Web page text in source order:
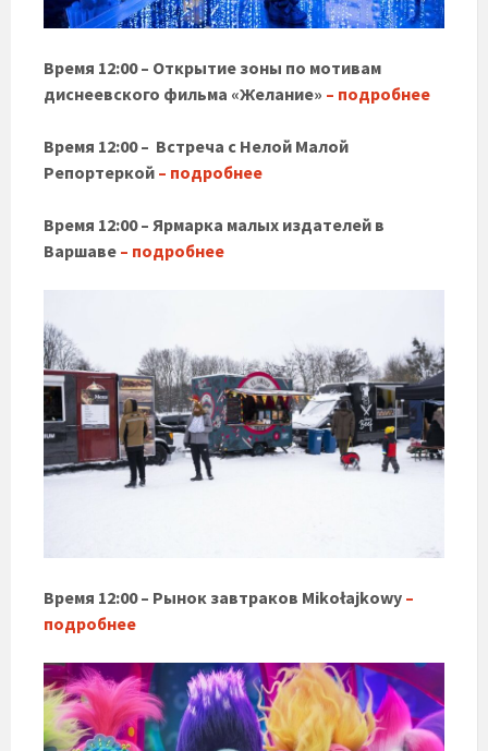
Время 12:00 – Открытие зоны по мотивам
диснеевского фильма «Желание» – подробнее
Время 12:00 – Встреча с Нелой Малой
Репортеркой – подробнее
Время 12:00 – Ярмарка малых издателей в
Варшаве – подробнее
Время 12:00 – Рынок завтраков Mikołajkowy –
подробнее